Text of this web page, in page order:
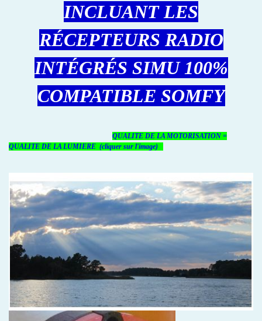
INCLUANT LES
RÉCEPTEURS RADIO
INTÉGRÉS SIMU 100%
COMPATIBLE SOMFY
QUALITE DE LA MOTORISATION =
QUALITE DE LA LUMIERE (cliquer sur l'image)